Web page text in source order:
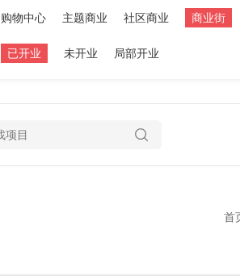
购物中心 主题商业 社区商业 商业街
已开业 未开业 局部开业
首